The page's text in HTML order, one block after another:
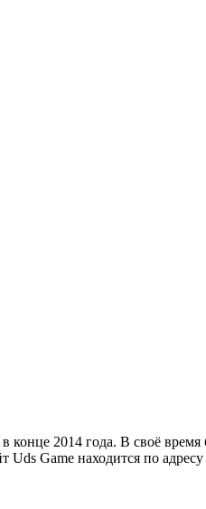
конце 2014 года. В своё
Game находится по